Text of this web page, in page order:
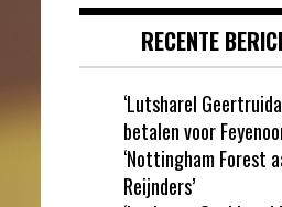
RECENTE
‘Lutsharel
betalen voor
‘Nottingham Forest
Reijnders’